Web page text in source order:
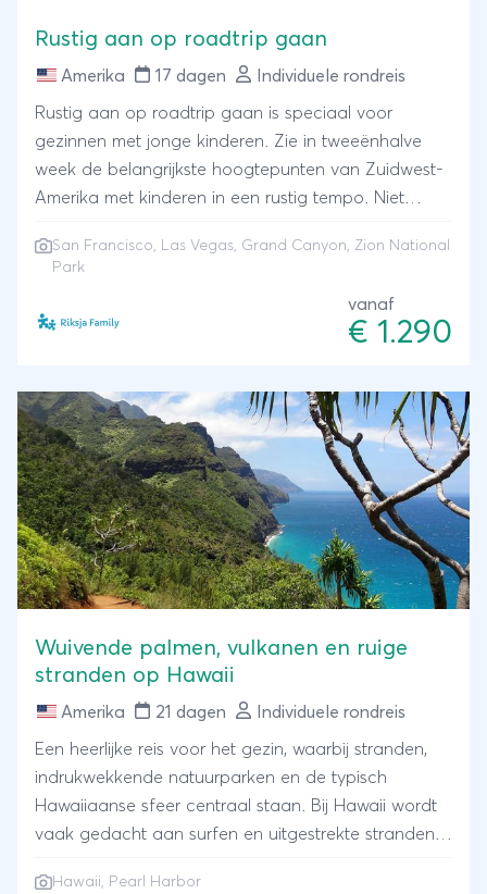
Rustig aan op roadtrip gaan
Amerika 17 dagen Individuele rondreis
Rustig aan op roadtrip gaan is speciaal voor
gezinnen met jonge kinderen. Zie in tweeënhalve
week de belangrijkste hoogtepunten van Zuidwest-
Amerika met kinderen in een rustig tempo. Niet
verblijven. Van trammetjes en zeeleeuwen spotten in
op weg naar lichtstad Las Vegas. Tuur vervolgens in
de diepte van de Grand Canyon en eindig je
rode rotsen van Zion National Park.
San Francisco, Las Vegas, Grand Canyon, Zion National
Park
vanaf
€ 1.290
Wuivende palmen, vulkanen en ruige
stranden op Hawaii
Amerika 21 dagen Individuele rondreis
Een heerlijke reis voor het gezin, waarbij stranden,
indrukwekkende natuurparken en de typisch
Hawaiiaanse sfeer centraal staan. Bij Hawaii wordt
vaak gedacht aan surfen en uitgestrekte stranden,
Hawaii, Pearl Harbor